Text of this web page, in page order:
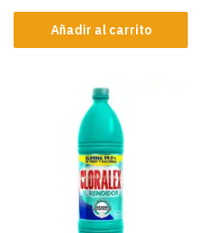
Añadir al carrito